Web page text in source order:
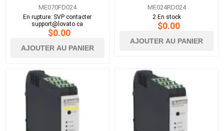
ME070FD024
En rupture: SVP contacter
support@lovato.ca
$0.00
AJOUTER AU PANIER
ME024RD024
2 En stock
$0.00
AJOUTER AU PANIER